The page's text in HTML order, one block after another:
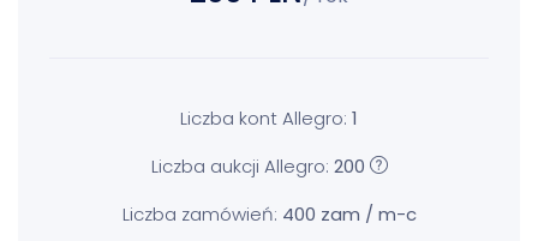
Liczba kont Allegro: 1
Liczba aukcji Allegro: 200
Liczba zamówień: 400 zam / m-c